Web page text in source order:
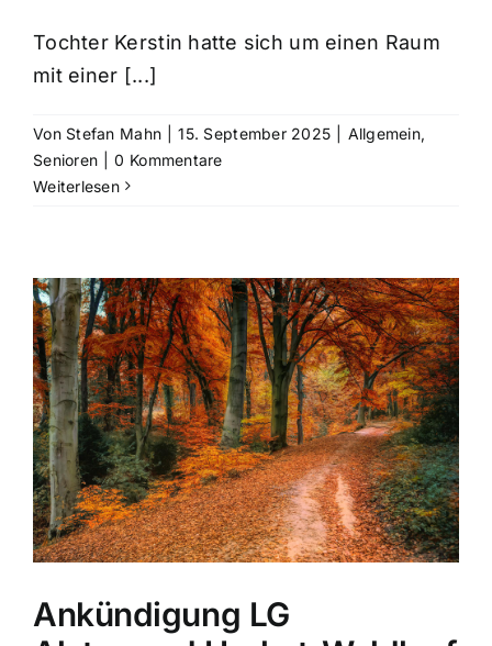
Tochter Kerstin hatte sich um einen Raum
mit einer [...]
Von Stefan Mahn 15. September 2025 Allgemein,
Senioren
0 Kommentare
Weiterlesen
Ankündigung LG